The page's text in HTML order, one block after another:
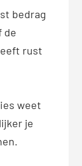
bedrag
de
rust
weet
je